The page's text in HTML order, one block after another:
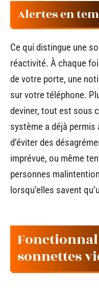
Alertes en
Ce qui distingue une
réactivité. À chaque
de votre porte, une
sur votre téléphone.
deviner, tout est sous
système a déjà
d’éviter des
imprévue, ou même
personnes
lorsqu’elles savent
sonnettes